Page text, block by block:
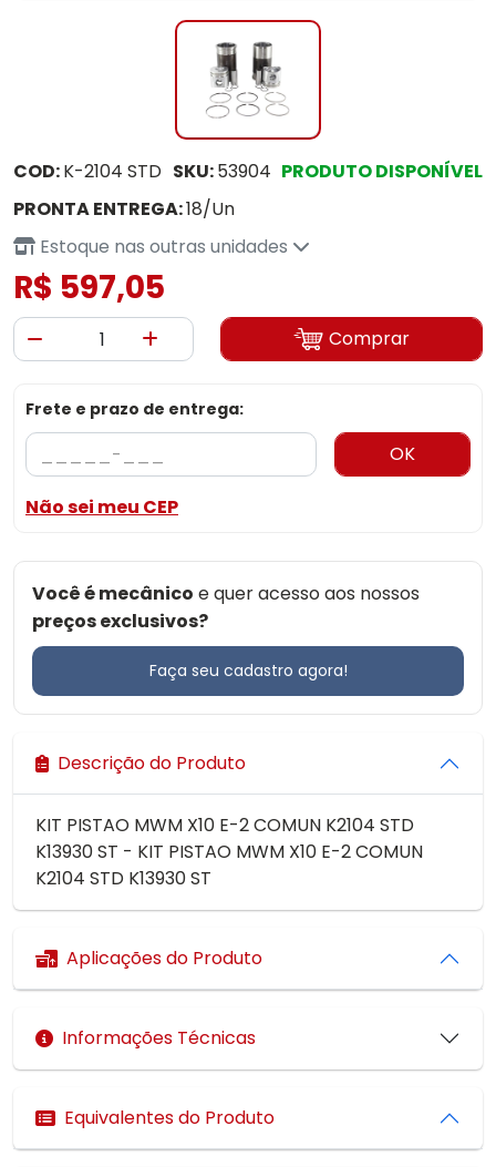
COD:K-2104 STD SKU:53904 PRODUTO DISPONÍVEL
PRONTA ENTREGA:18/Un
Estoque nas outras unidades
R$ 597,05
Comprar
Frete e prazo de entrega:
OK
Não sei meu CEP
Você é mecânico e quer acesso aos nossos
preços exclusivos?
Faça seu cadastro agora!
Descrição do Produto
KIT PISTAO MWM X10 E-2 COMUN K2104 STD
K13930 ST - KIT PISTAO MWM X10 E-2 COMUN
K2104 STD K13930 ST
Aplicações do Produto
Informações Técnicas
Equivalentes do Produto